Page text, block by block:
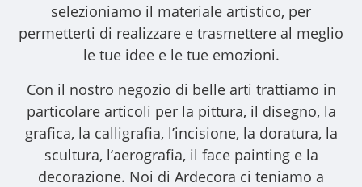
selezioniamo il materiale artistico, per
permetterti di realizzare e trasmettere al meglio
le tue idee e le tue emozioni.
Con il nostro negozio di belle arti trattiamo in
particolare articoli per la pittura, il disegno, la
grafica, la calligrafia, l’incisione, la doratura, la
scultura, l’aerografia, il face painting e la
decorazione. Noi di Ardecora ci teniamo a